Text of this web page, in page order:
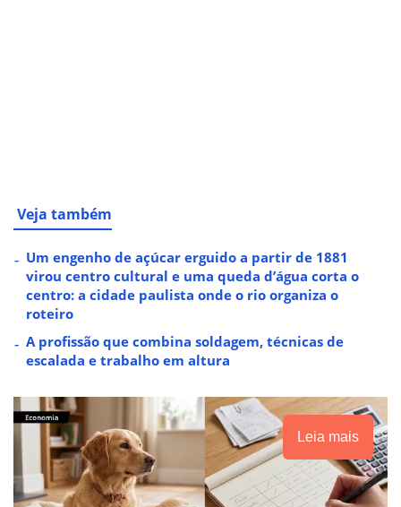
Veja também
Um engenho de açúcar erguido a partir de 1881
virou centro cultural e uma queda d’água corta o
centro: a cidade paulista onde o rio organiza o
roteiro
A profissão que combina soldagem, técnicas de
escalada e trabalho em altura
Leia mais